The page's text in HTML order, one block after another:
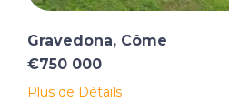
Gravedona, Côme
€750 000
Plus de Détails